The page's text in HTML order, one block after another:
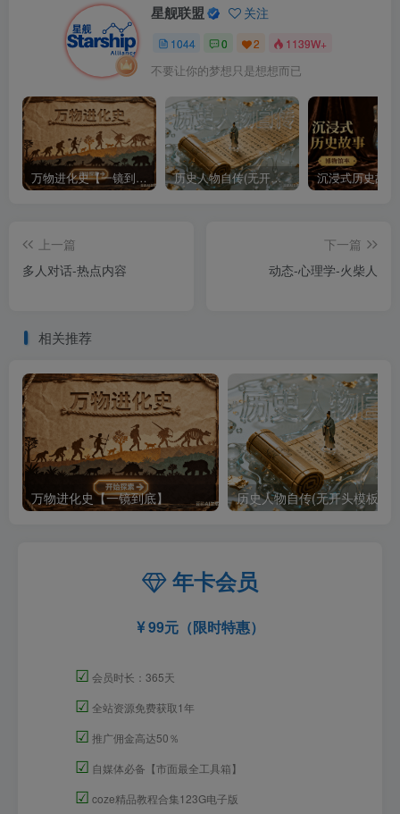
星舰联盟 关注
1044 0 2 1139W+
不要让你的梦想只是想想而已
万物进化史【一镜到底】 历史人物自传(无开头模板)
上一篇
多人对话-热点内容
下一篇
动态-心理学-火柴人
相关推荐
万物进化史【一镜到底】 历史人物自传(无开头模板)
年卡会员
99元（限时特惠）
☑ 会员时长：365天
☑ 全站资源免费获取1年
☑ 推广佣金高达50％
☑ 自媒体必备【市面最全工具箱】
☑ coze精品教程合集123G电子版